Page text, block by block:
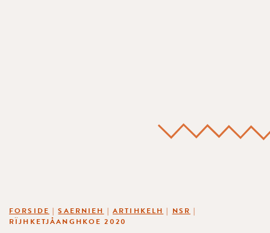
FORSIDE |SAERNIEH | ARTIHKELH | NSR |
RÏJHKETJÅANGHKOE 2020